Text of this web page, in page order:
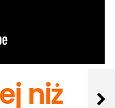
niż